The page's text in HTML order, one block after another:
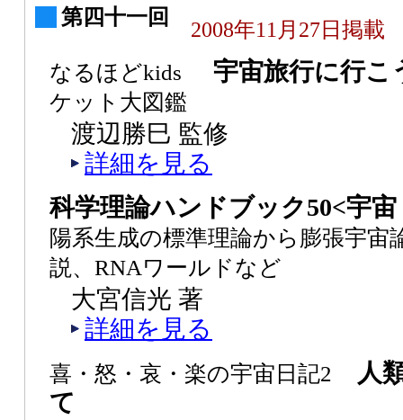
第四十一回
2008年11月27日掲載
なるほどkids 宇宙旅行に行
ケット大図鑑
渡辺勝巳 監修
詳細を見る
科学理論ハンドブック50<宇
陽系生成の標準理論から膨張宇宙
説、RNAワールドなど
大宮信光 著
詳細を見る
喜・怒・哀・楽の宇宙日記2
人
て